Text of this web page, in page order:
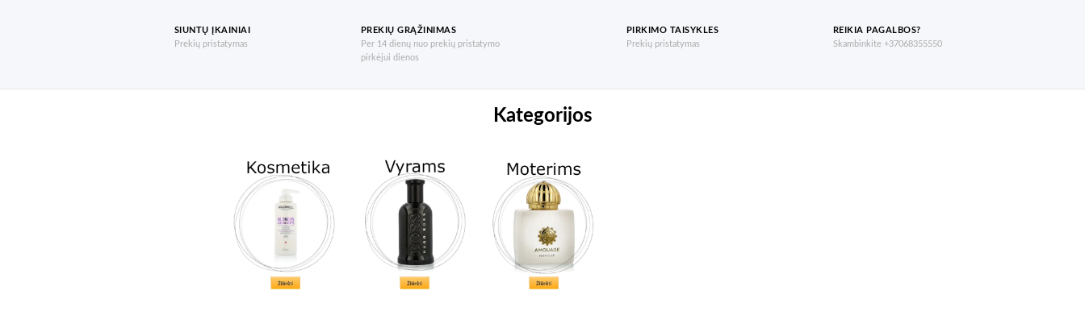
SIUNTŲ ĮKAINIAI
Prekių pristatymas
PREKIŲ GRĄŽINIMAS
Per 14 dienų nuo prekių pristatymo
pirkėjui dienos
PIRKIMO TAISYKLES
Prekių pristatymas
REIKIA PAGALBOS?
Skambinkite +37068355550
Kategorijos